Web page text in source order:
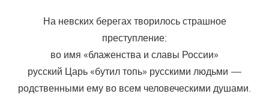
На невских берегах творилось страшное
преступление:
во имя «блаженства и славы России»
русский Царь «бутил топь» русскими людьми —
родственными ему во всем человеческими душами.